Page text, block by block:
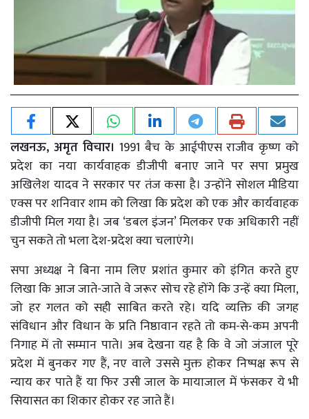
लखनऊ, अमृत विचार। 1991 बैच के आईपीएस राजीव कृष्ण को
प्रदेश का नया कार्यवाहक डीजीपी बनाए जाने पर सपा प्रमुख
अखिलेश यादव ने सरकार पर तंज कसा है। उन्होंने सोशल मीडिया
एक्स पर शनिवार शाम को लिखा कि प्रदेश को एक और कार्यवाहक
डीजीपी मिल गया है। जब ‘डबल इंजन’ मिलकर एक अधिकारी नहीं
चुन सकते तो भला देश-प्रदेश क्या चलाएंगे।
सपा अध्यक्ष ने बिना नाम लिए प्रशांत कुमार को इंगित करते हुए
लिखा कि आज जाते-जाते वे जरूर सोच रहे होंगे कि उन्हें क्या मिला,
जो हर गलत को सही साबित करते रहे। यदि व्यक्ति की जगह
संविधान और विधान के प्रति निष्ठावान रहते तो कम-से-कम अपनी
निगाह में तो सम्मान पाते। अब देखना यह है कि वे जो जंजाल पूरे
प्रदेश में बुनकर गए हैं, नए वाले उससे मुक्त होकर निष्पक्ष रूप से
न्याय कर पाते हैं या फिर उसी जाल के मायाजाल में फंसकर ये भी
सियासत का शिकार होकर रह जाते हैं।